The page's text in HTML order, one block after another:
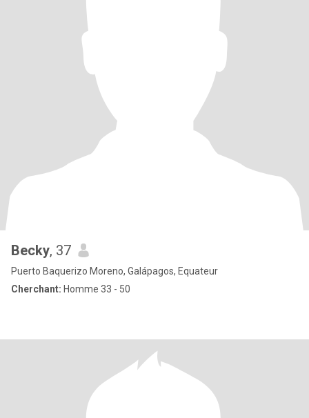
Becky, 37
Puerto Baquerizo Moreno, Galápagos, Equateur
Cherchant: Homme 33 - 50